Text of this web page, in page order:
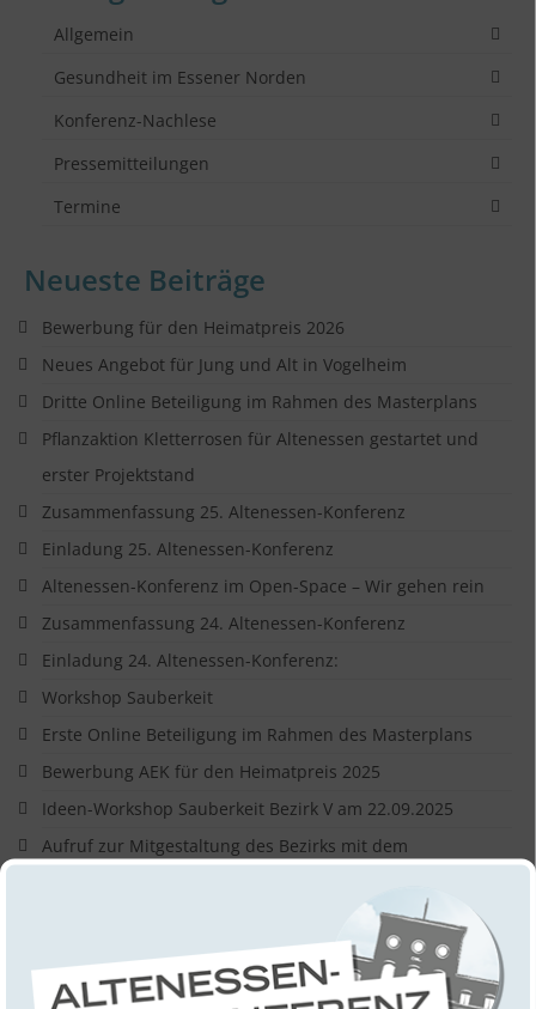
Allgemein
Gesundheit im Essener Norden
Konferenz-Nachlese
Pressemitteilungen
Termine
Neueste Beiträge
Bewerbung für den Heimatpreis 2026
Neues Angebot für Jung und Alt in Vogelheim
Dritte Online Beteiligung im Rahmen des Masterplans
Pflanzaktion Kletterrosen für Altenessen gestartet und
erster Projektstand
Zusammenfassung 25. Altenessen-Konferenz
Einladung 25. Altenessen-Konferenz
Altenessen-Konferenz im Open-Space – Wir gehen rein
Zusammenfassung 24. Altenessen-Konferenz
Einladung 24. Altenessen-Konferenz:
Workshop Sauberkeit
Erste Online Beteiligung im Rahmen des Masterplans
Bewerbung AEK für den Heimatpreis 2025
Ideen-Workshop Sauberkeit Bezirk V am 22.09.2025
Aufruf zur Mitgestaltung des Bezirks mit dem
Leibniz Kunstwerke in der Pröse-Immobilie
Leere Pröse-Immobilie wird zum Drehort
Wochenmarkt in Vogelheim